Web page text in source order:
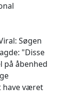
Søgen
"Disse
på åbenhed
have været